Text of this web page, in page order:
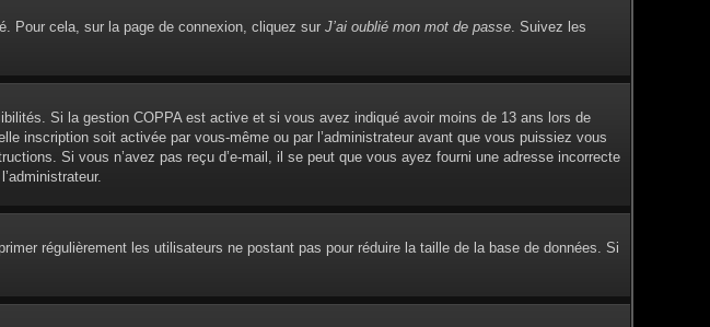
Pour cela, sur la page de connexion, cliquez sur J’ai oublié mon mot de passe. Suivez les
Si la gestion COPPA est active et si vous avez indiqué avoir moins de 13 ans lors de
inscription soit activée par vous-même ou par l’administrateur avant que vous puissiez vous
Si vous n’avez pas reçu d’e-mail, il se peut que vous ayez fourni une adresse incorrecte
régulièrement les utilisateurs ne postant pas pour réduire la taille de la base de données. Si